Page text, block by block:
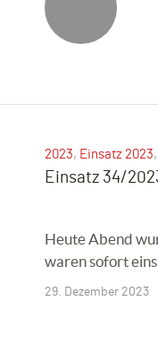
2023, Einsatz 2023,
Einsatz 34/
Heute Abend
waren sofort
29. Dezember 2023